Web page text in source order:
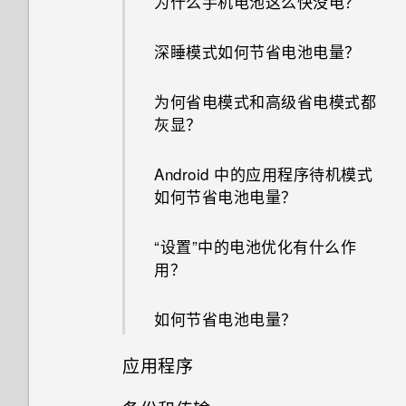
深睡模式如何节省电池电量？
为何省电模式和高级省电模式都
灰显？
Android 中的应用程序待机模式
如何节省电池电量？
“设置”中的电池优化有什么作
用？
如何节省电池电量？
应用程序